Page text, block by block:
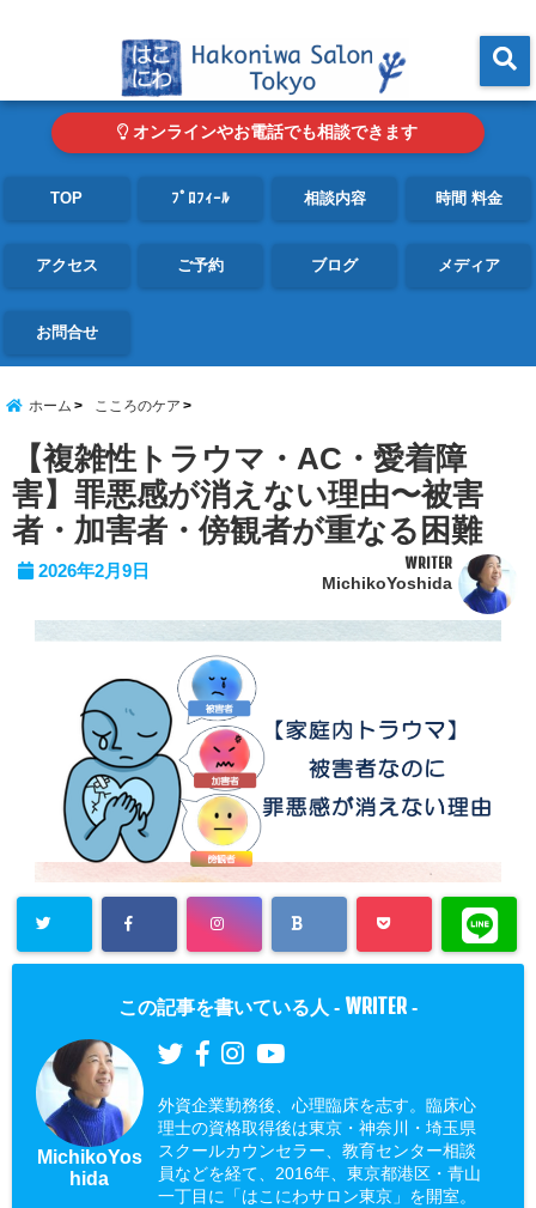
オンラインやお電話でも相談できます
TOP ﾌﾟﾛﾌｨｰﾙ 相談内容 時間 料金
アクセス ご予約 ブログ メディア
お問合せ
ホーム こころのケア
【複雑性トラウマ・AC・愛着障
害】罪悪感が消えない理由〜被害
者・加害者・傍観者が重なる困難
2026年2月9日 WRITER
MichikoYoshida
この記事を書いている人 - WRITER -
MichikoYos
hida
外資企業勤務後、心理臨床を志す。臨床心
理士の資格取得後は東京・神奈川・埼玉県
スクールカウンセラー、教育センター相談
員などを経て、2016年、東京都港区・青山
一丁目に「はこにわサロン東京」を開室。